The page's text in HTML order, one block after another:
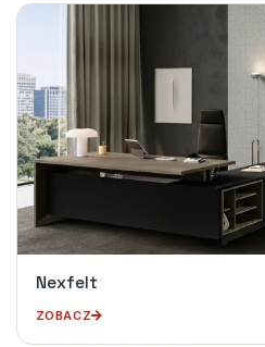
Nexfelt
ZOBACZ